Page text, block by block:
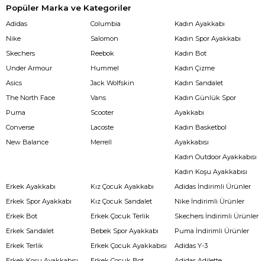
Popüler Marka ve Kategoriler
Adidas
Nike
Skechers
Under Armour
Asics
The North Face
Puma
Converse
New Balance
Columbia
Salomon
Reebok
Hummel
Jack Wolfskin
Vans
Scooter
Lacoste
Merrell
Kadın Ayakkabı
Kadın Spor Ayakkabı
Kadın Bot
Kadın Çizme
Kadın Sandalet
Kadın Günlük Spor
Ayakkabı
Kadın Basketbol
Ayakkabısı
Kadın Outdoor Ayakkabısı
Kadın Koşu Ayakkabısı
Erkek Ayakkabı
Erkek Spor Ayakkabı
Erkek Bot
Erkek Sandalet
Erkek Terlik
Kız Çocuk Ayakkabı
Kız Çocuk Sandalet
Erkek Çocuk Terlik
Bebek Spor Ayakkabı
Erkek Çocuk Ayakkabısı
Adidas İndirimli Ürünler
Nike İndirimli Ürünler
Skechers İndirimli Ürünler
Puma İndirimli Ürünler
Adidas Y-3